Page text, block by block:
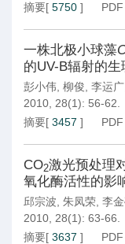
摘要[ 5750 ] PDF
一株北极小球藻
的UV-B辐射的
彭小伟 柳俊 李运广
2010, 28(1): 56-62.
摘要[ 3457 ] PDF
CO2激光预处理
氧化酶活性的影
邱宗波 朱凤荣 李
2010, 28(1): 63-66.
摘要[ 3637 ] PDF